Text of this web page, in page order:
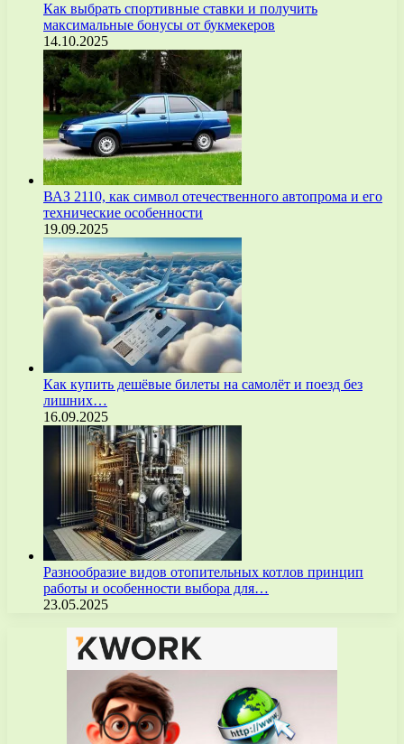
Как выбрать спортивные ставки и получить
максимальные бонусы от букмекеров
14.10.2025
ВАЗ 2110, как символ отечественного автопрома и его
технические особенности
19.09.2025
Как купить дешёвые билеты на самолёт и поезд без
лишних…
16.09.2025
Разнообразие видов отопительных котлов принцип
работы и особенности выбора для…
23.05.2025